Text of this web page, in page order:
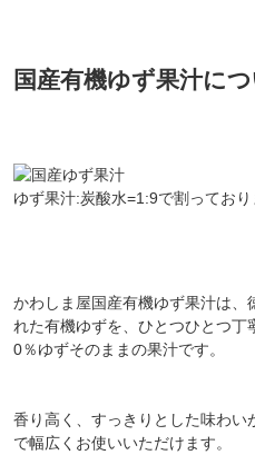
国産有機ゆず果汁に
ゆず果汁:炭酸水=1:9で割っており
かわしま屋国産有機ゆず果汁は、
れた有機ゆずを、ひとつひとつ
0％ゆずそのままの果汁です。
香り高く、すっきりとした味わい
で幅広くお使いいただけます。